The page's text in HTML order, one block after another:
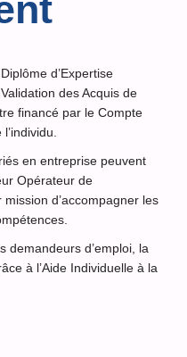
d’Expertise
des Acquis de
financé par le Compte
en entreprise peuvent
Opérateur de
d’accompagner les
demandeurs d’emploi, la
à l’Aide Individuelle à la